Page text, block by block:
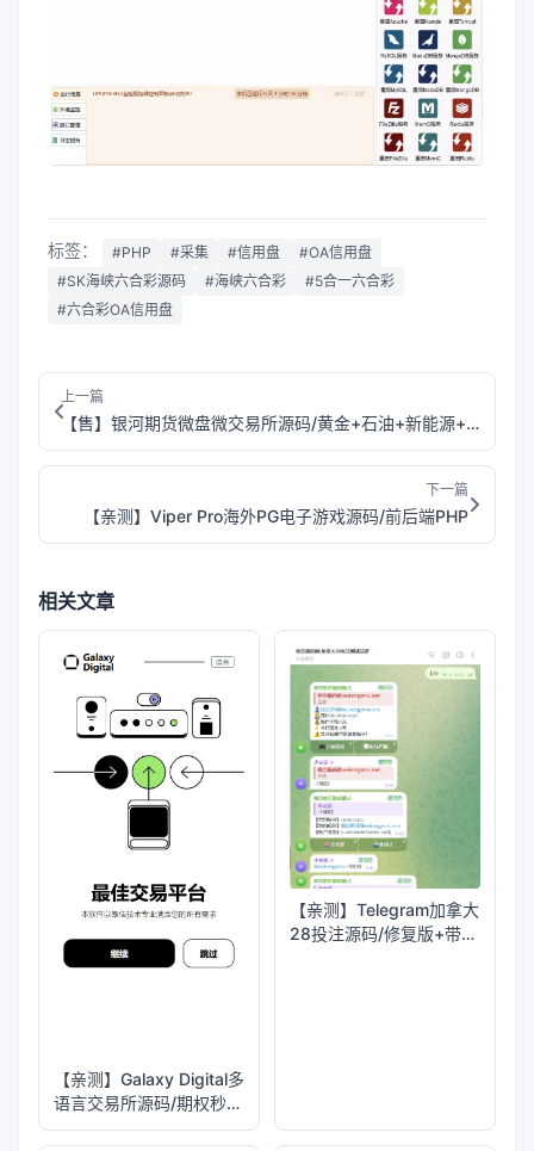
标签： #PHP #采集 #信用盘
#OA信用盘
#SK海峡六合彩源码
#海峡六合彩
#5合一六合彩
#六合彩OA信用盘
上一篇
【售】银河期货微盘微交易所源码/黄金+石油+新能源+白酒+虚拟币+余利宝理财/前端html+后端php
下一篇
【亲测】Viper Pro海外PG电子游戏源码/前后端PHP
相关文章
【亲测】Galaxy Digital多
语言交易所源码/期权秒合
约+杠杆合约+智能合约投
【亲测】Telegram加拿大
28投注源码/修复版+带搭